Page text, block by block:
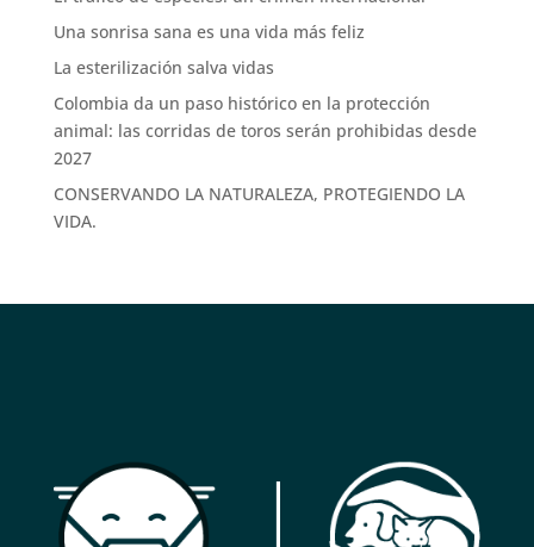
Una sonrisa sana es una vida más feliz
La esterilización salva vidas
Colombia da un paso histórico en la protección
animal: las corridas de toros serán prohibidas desde
2027
CONSERVANDO LA NATURALEZA, PROTEGIENDO LA
VIDA.